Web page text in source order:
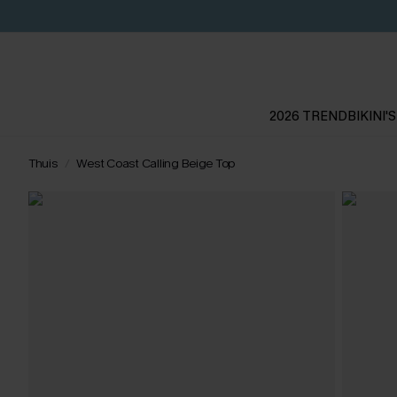
2026 TRENDBIKINI'S
Thuis West Coast Calling Beige Top